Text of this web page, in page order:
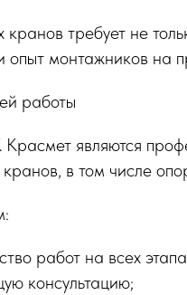
требует не
опыт монтажников на
работы
являются
в том числе
работ на всех
консультацию;